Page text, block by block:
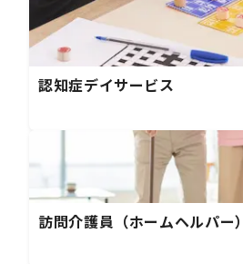
認知症デイサービス
訪問介護員（ホームヘルパー）